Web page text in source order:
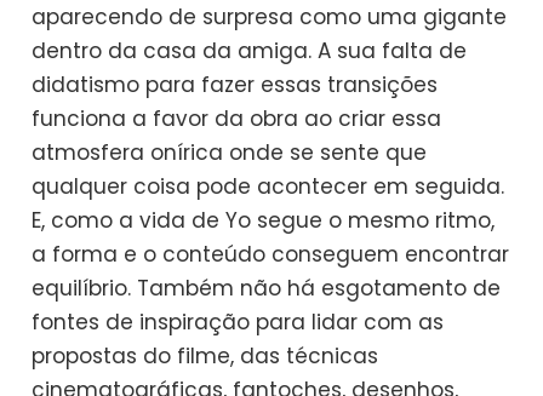
aparecendo de surpresa como uma gigante
dentro da casa da amiga. A sua falta de
didatismo para fazer essas transições
funciona a favor da obra ao criar essa
atmosfera onírica onde se sente que
qualquer coisa pode acontecer em seguida.
E, como a vida de Yo segue o mesmo ritmo,
a forma e o conteúdo conseguem encontrar
equilíbrio. Também não há esgotamento de
fontes de inspiração para lidar com as
propostas do filme, das técnicas